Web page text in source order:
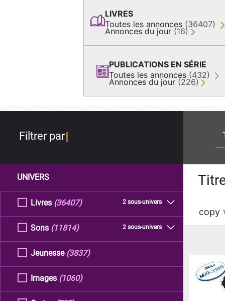
LIVRES
Toutes les annonces (36407)
Annonces du jour (16)
PUBLICATIONS EN SÉRIE
Toutes les annonces (432)
Annonces du jour (226)
Filtrer par
UNIVERS
Livres 2 sous-univers
(36407)
Sons 2 sous-univers
(11814)
Jeunesse (3837)
Images (1060)
copy